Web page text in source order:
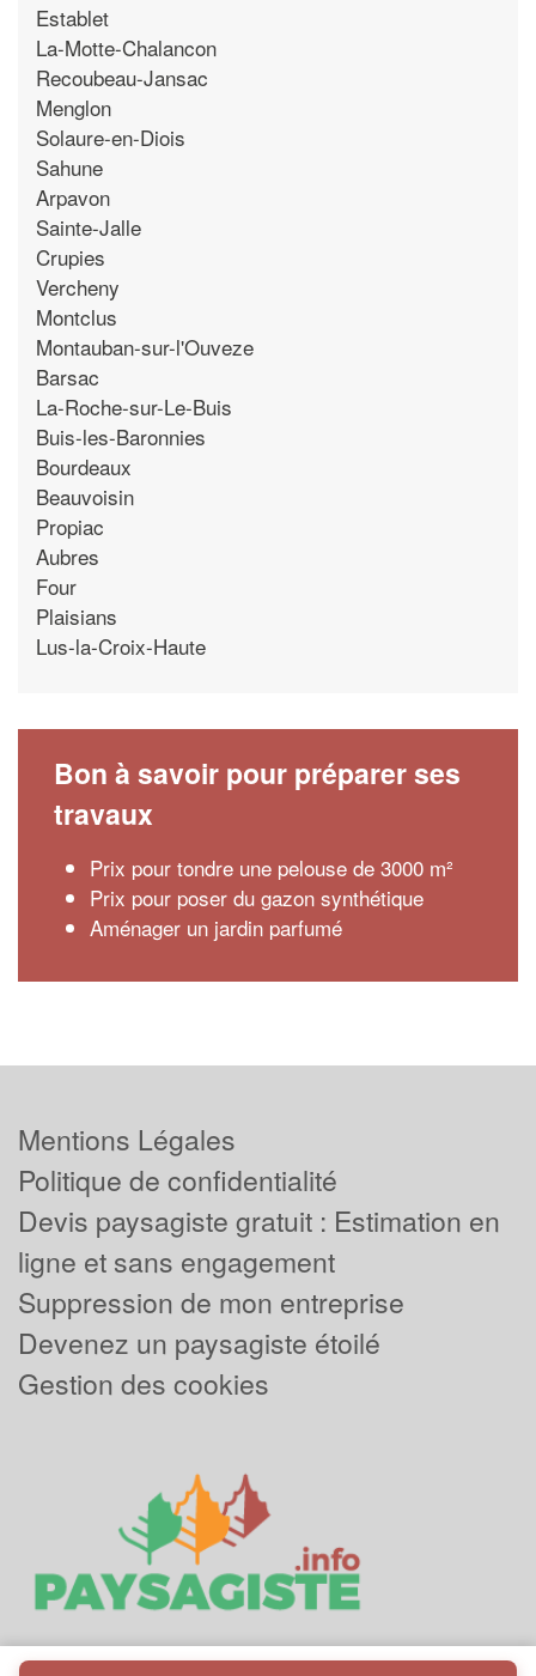
Establet
La-Motte-Chalancon
Recoubeau-Jansac
Menglon
Solaure-en-Diois
Sahune
Arpavon
Sainte-Jalle
Crupies
Vercheny
Montclus
Montauban-sur-l'Ouveze
Barsac
La-Roche-sur-Le-Buis
Buis-les-Baronnies
Bourdeaux
Beauvoisin
Propiac
Aubres
Four
Plaisians
Lus-la-Croix-Haute
Bon à savoir pour préparer ses
travaux
Prix pour tondre une pelouse de 3000 m²
Prix pour poser du gazon synthétique
Aménager un jardin parfumé
Mentions Légales
Politique de confidentialité
Devis paysagiste gratuit : Estimation en
ligne et sans engagement
Suppression de mon entreprise
Devenez un paysagiste étoilé
Gestion des cookies